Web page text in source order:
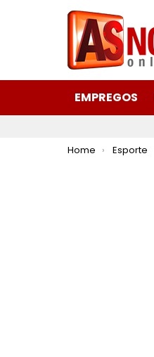
EMPREGOS
You are here:
Home Esporte